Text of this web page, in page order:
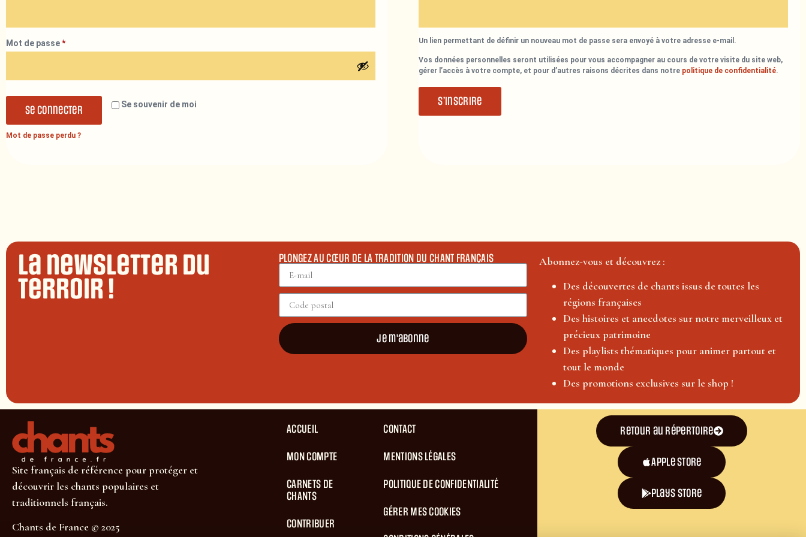
Mot de passe*
Se souvenir de moi
Se connecter
Mot de passe perdu ?
Un lien permettant de définir un nouveau mot de passe sera envoyé à votre adresse e-mail.
Vos données personnelles seront utilisées pour vous accompagner au cours de votre visite du site web,
gérer l’accès à votre compte, et pour d’autres raisons décrites dans notre politique de confidentialité.
S’inscrire
La newsletter du
terroir !
PLONGEZ AU CŒUR DE LA TRADITION DU CHANT FRANÇAIS
Je m'abonne
Abonnez-vous et découvrez :
Des découvertes de chants issus de toutes les
régions françaises
Des histoires et anecdotes sur notre merveilleux et
précieux patrimoine
Des playlists thématiques pour animer partout et
tout le monde
Des promotions exclusives sur le shop !
Site français de référence pour protéger et
découvrir les chants populaires et
traditionnels français.
Chants de France © 2025
ACCUEIL
MON COMPTE
CARNETS DE
CHANTS
CONTRIBUER
CONTACT
MENTIONS LÉGALES
POLITIQUE DE CONFIDENTIALITÉ
GÉRER MES COOKIES
Retour au répertoire
Apple Store
plays store